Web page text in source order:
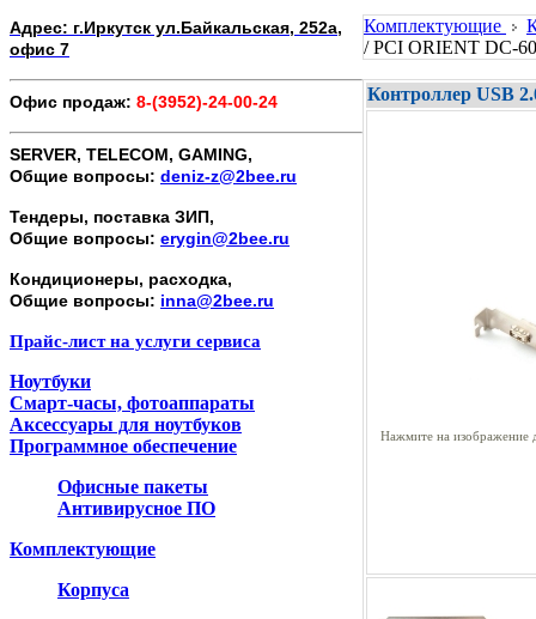
Адрес: г.Иркутск ул.Байкальская, 252а,
офис 7
Офис продаж: 8-(3952)-24-00-24
SERVER, TELECOM, GAMING,
Общие вопросы: deniz-z@2bee.ru
Тендеры, поставка ЗИП,
Общие вопросы: erygin@2bee.ru
Кондиционеры, расходка,
Общие вопросы: inna@2bee.ru
Прайс-лист на услуги сервиса
Ноутбуки
Смарт-часы, фотоаппараты
Аксессуары для ноутбуков
Программное обеспечение
Офисные пакеты
Антивирусное ПО
Комплектующие
Корпуса
Комплектующие
/ PCI ORIENT DC-
Контроллер USB
Нажмите на изображение